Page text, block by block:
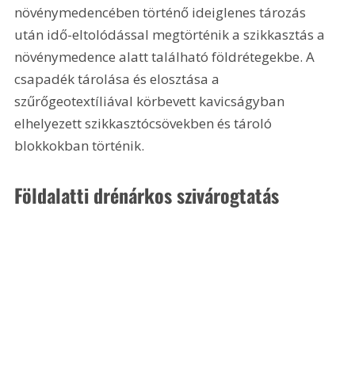
növénymedencében történő ideiglenes tározás
után idő-eltolódással megtörténik a szikkasztás a
növénymedence alatt található földrétegekbe. A
csapadék tárolása és elosztása a
szűrőgeotextíliával körbevett kavicságyban
elhelyezett szikkasztócsövekben és tároló
blokkokban történik.
Földalatti drénárkos szivárogtatás